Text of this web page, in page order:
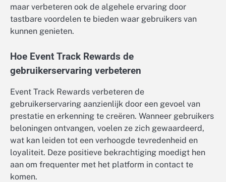
maar verbeteren ook de algehele ervaring door
tastbare voordelen te bieden waar gebruikers van
kunnen genieten.
Hoe Event Track Rewards de
gebruikerservaring verbeteren
Event Track Rewards verbeteren de
gebruikerservaring aanzienlijk door een gevoel van
prestatie en erkenning te creëren. Wanneer gebruikers
beloningen ontvangen, voelen ze zich gewaardeerd,
wat kan leiden tot een verhoogde tevredenheid en
loyaliteit. Deze positieve bekrachtiging moedigt hen
aan om frequenter met het platform in contact te
komen.